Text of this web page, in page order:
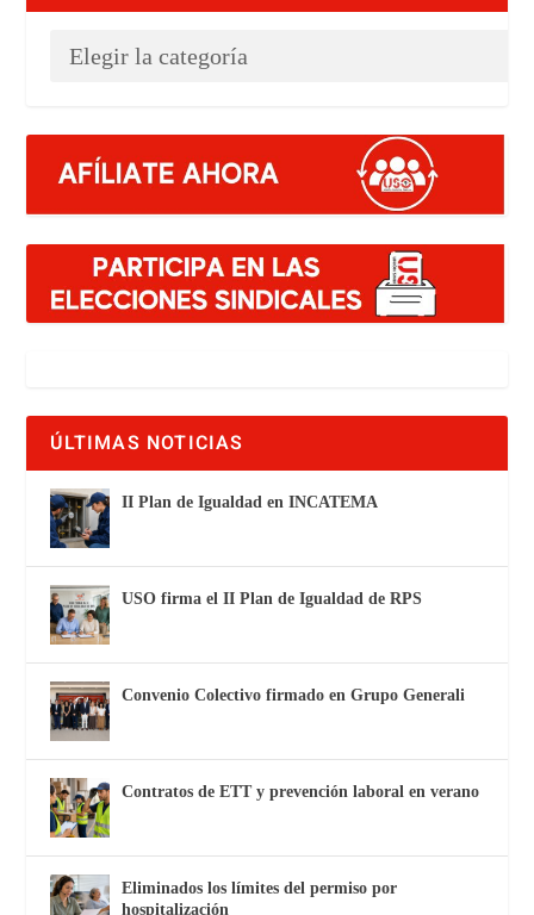
ÚLTIMAS NOTICIAS
II Plan de Igualdad en INCATEMA
USO firma el II Plan de Igualdad de RPS
Convenio Colectivo firmado en Grupo Generali
Contratos de ETT y prevención laboral en verano
Eliminados los límites del permiso por
hospitalización